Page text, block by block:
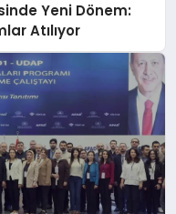
Yeni Dönem:
Atılıyor